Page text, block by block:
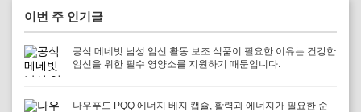
이번 주 인기글
공식 메네빗 남성 임신 활동 보조 식품이 필요한 이유는 건강한
임신을 위한 필수 영양소를 지원하기 때문입니다.
나우푸드 PQQ 에너지 베지 캡슐, 활력과 에너지가 필요한 순